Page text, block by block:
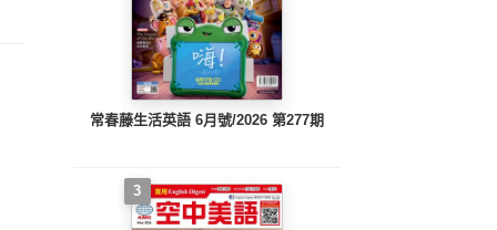
常春藤生活英語 6月號/2026 第277期
3